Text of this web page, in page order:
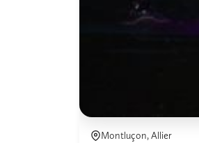
Montluçon, Allier